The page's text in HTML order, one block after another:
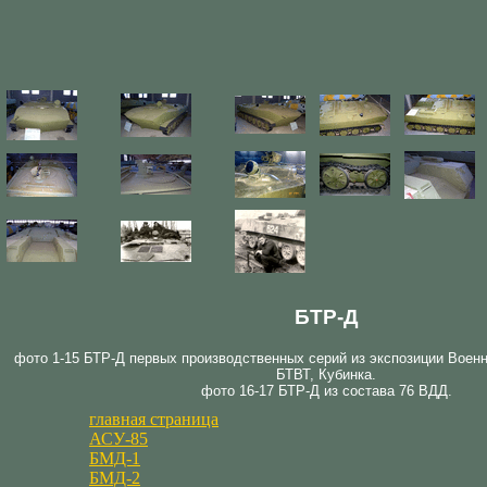
БТР-Д
фото 1-15 БТР-Д первых производственных серий из экспозиции
БТВТ, Кубинка.
фото 16-17 БТР-Д из состава 76 ВДД.
главная страница
АСУ-85
БМД-1
БМД-2